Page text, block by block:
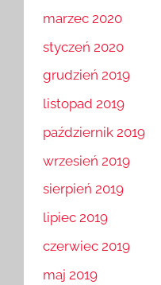
marzec 2020
styczeń 2020
grudzień 2019
listopad 2019
październik 2019
wrzesień 2019
sierpień 2019
lipiec 2019
czerwiec 2019
maj 2019